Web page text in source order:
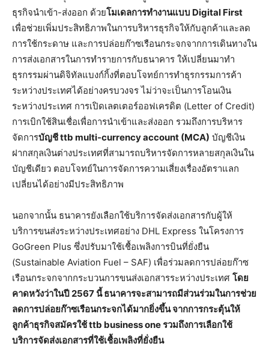
ธุรกิจนำเข้า-ส่งออก ด้วยโมเดลการทำงานแบบ Digital First
เพื่อช่วยเพิ่มประสิทธิภาพในการบริหารธุรกิจให้กับลูกค้าและลด
การใช้กระดาษ และการปล่อยก๊าซเรือนกระจกจากการเดินทางใน
การส่งเอกสารในการทำรายการกับธนาคาร ให้เปลี่ยนมาทำ
ธุรกรรมผ่านดิจิทัลแบงก์กิ้งที่ตอบโจทย์การทำธุรกรรมการค้า
ระหว่างประเทศได้อย่างครบวงจร ไม่ว่าจะเป็นการโอนเงิน
ระหว่างประเทศ การเปิดเลตเตอร์ออฟเครดิต (Letter of Credit)
การเบิกใช้สินเชื่อเพื่อการนำเข้าและส่งออก รวมถึงการบริหาร
จัดการบัญชีttb multi-currency account (MCA) บัญชีเงิน
ฝากสกุลเงินต่างประเทศที่สามารถบริหารจัดการหลายสกุลเงินใน
บัญชีเดียว ตอบโจทย์ในการจัดการความเสี่ยงเรื่องอัตราแลก
เปลี่ยนได้อย่างมีประสิทธิภาพ
นอกจากนั้น ธนาคารยังเลือกใช้บริการจัดส่งเอกสารกับผู้ให้
บริการขนส่งระหว่างประเทศอย่าง DHL Express ในโครงการ
GoGreen Plus ซึ่งปรับมาใช้เชื้อเพลิงการบินที่ยั่งยืน
(Sustainable Aviation Fuel – SAF) เพื่อร่วมลดการปล่อยก๊าซ
เรือนกระจกจากกระบวนการขนส่งเอกสารระหว่างประเทศ โดย
คาดหวังว่าในปี 2567 นี้ ธนาคารจะสามารถมีส่วนร่วมในการช่วย
ลดการปล่อยก๊าซเรือนกระจกได้มากยิ่งขึ้น จากการกระตุ้นให้
ลูกค้าธุรกิจสมัครใช้ ttb business one รวมถึงการเลือกใช้
บริการจัดส่งเอกสารที่ใช้เชื้อเพลิงที่ยั่งยืน